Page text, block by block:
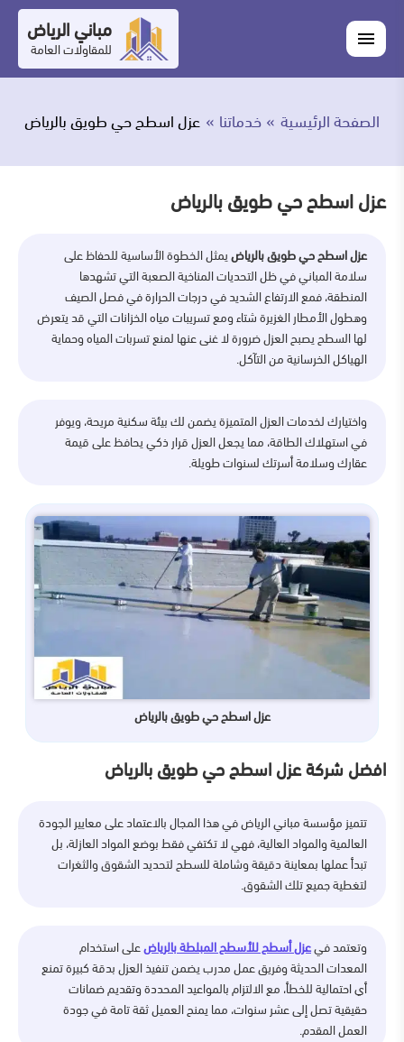
إلى
المحتوى
القائمة
مباني الرياض
للمقاولات العامة
مباني
اغلاق
القائمة
نحن
أعمالنا
المدونة
اتصل
الصفحة الرئيسية خدماتنا عزل اسطح حي طويق بالرياض
عزل اسطح حي طويق بالرياض
عزل اسطح حي طويق بالرياضيمثل الخطوة الأساسية للحفاظ على
سلامة المباني في ظل التحديات المناخية الصعبة التي تشهدها
المنطقة، فمع الارتفاع الشديد في درجات الحرارة في فصل الصيف
وهطول الأمطار الغزيرة شتاء ومع تسريبات مياه الخزانات التي قد يتعرض
لها السطح يصبح العزل ضرورة لا غنى عنها لمنع تسربات المياه وحماية
الهياكل الخرسانية من التآكل.
واختيارك لخدمات العزل المتميزة يضمن لك بيئة سكنية مريحة، ويوفر
في استهلاك الطاقة، مما يجعل العزل قرار ذكي يحافظ على قيمة
عقارك وسلامة أسرتك لسنوات طويلة.
عزل اسطح حي طويق بالرياض
افضل شركة عزل اسطح حي طويق بالرياض
تتميز مؤسسة مباني الرياض في هذا المجال بالاعتماد على معايير الجودة
العالمية والمواد العالية، فهي لا تكتفي فقط بوضع المواد العازلة، بل
تبدأ عملها بمعاينة دقيقة وشاملة للسطح لتحديد الشقوق والثغرات
لتغطية جميع تلك الشقوق.
وتعتمد فيعزل أسطح للأسطح المبلطة بالرياضعلى استخدام
المعدات الحديثة وفريق عمل مدرب يضمن تنفيذ العزل بدقة كبيرة تمنع
أي احتمالية للخطأ، مع الالتزام بالمواعيد المحددة وتقديم ضمانات
حقيقية تصل إلى عشر سنوات، مما يمنح العميل ثقة تامة في جودة
العمل المقدم.